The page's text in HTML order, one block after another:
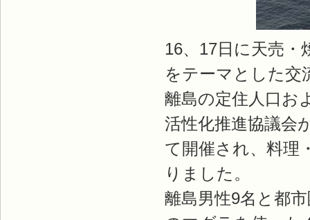
16、17日に天売・
をテーマとした交
離島の定住人口お
活性化推進協議会
て開催され、料理
りました。
離島男性9名と都